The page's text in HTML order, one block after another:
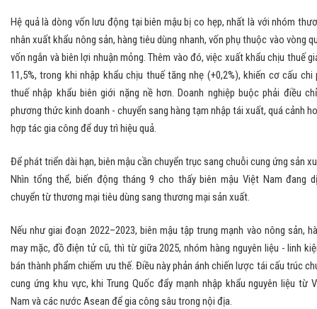
Hệ quả là dòng vốn lưu động tại biên mậu bị co hẹp, nhất là với nhóm
nhân xuất khẩu nông sản, hàng tiêu dùng nhanh, vốn phụ thuộc vào vòng
vốn ngắn và biên lợi nhuận mỏng. Thêm vào đó, việc xuất khẩu chịu thuế
11,5%, trong khi nhập khẩu chịu thuế tăng nhẹ (+0,2%), khiến cơ cấu chi
thuế nhập khẩu biên giới nặng nề hơn. Doanh nghiệp buộc phải điều
phương thức kinh doanh - chuyển sang hàng tạm nhập tái xuất, quá cảnh
hợp tác gia công để duy trì hiệu quả.
Để phát triển dài hạn, biên mậu cần chuyển trục sang chuỗi cung ứng sản
Nhìn tổng thể, biến động tháng 9 cho thấy biên mậu Việt Nam đang
chuyển từ thương mại tiêu dùng sang thương mại sản xuất.
Nếu như giai đoạn 2022–2023, biên mậu tập trung mạnh vào nông sản,
may mặc, đồ điện tử cũ, thì từ giữa 2025, nhóm hàng nguyên liệu - linh
bán thành phẩm chiếm ưu thế. Điều này phản ánh chiến lược tái cấu trúc
cung ứng khu vực, khi Trung Quốc đẩy mạnh nhập khẩu nguyên liệu từ
Nam và các nước Asean để gia công sâu trong nội địa.